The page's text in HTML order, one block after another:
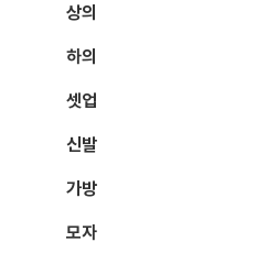
상의
하의
셋업
신발
가방
모자